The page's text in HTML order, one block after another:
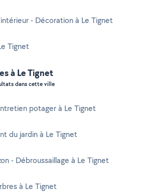
- Décoration à Le Tignet
Tignet
à Le Tignet
dans cette ville
potager à Le Tignet
du jardin à Le Tignet
- Débroussaillage à Le Tignet
à Le Tignet